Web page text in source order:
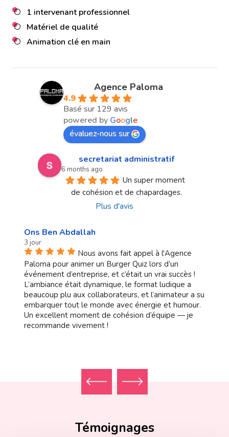
1 intervenant professionnel
Matériel de qualité
Animation clé en main
Agence Paloma
4.9
Basé sur 129 avis
powered by Google
évaluez-nous sur
secretariat administratif
6 months ago
Un super moment
de cohésion et de chapardages.
Plus d'avis
Ons Ben Abdallah
3 jour
Nous avons fait appel à l'Agence
Paloma pour animer un Burger Quiz lors d’un
événement d’entreprise, et c’était un vrai succès !
L’ambiance était dynamique, le format ludique a
beaucoup plu aux collaborateurs, et l’animateur a su
embarquer tout le monde avec énergie et humour.
Un excellent moment de cohésion d’équipe — je
recommande vivement !
Témoignages